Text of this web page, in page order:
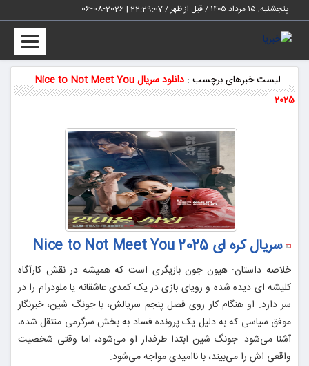
پنجشنبه, ۱۵ مرداد ۱۴۰۵ / قبل از ظهر / 22:29:07
|
2026-08-06
Toggle
لیست خبرهای برچسب :
دانلود سریال Nice to Not Meet You
2025
سریال کره ای Nice to Not Meet You 2025
خلاصه داستان: هیون‌ جون بازیگری است که همیشه در نقش کارآگاه
کلیشه‌ ای دیده شده و رویای بازی در یک کمدی عاشقانه یا ملودرام را در
سر دارد. او هنگام کار روی فصل پنجم سریالش، با جونگ‌ شین، خبرنگار
موفق سیاسی که به دلیل یک پرونده فساد به بخش سرگرمی منتقل شده،
آشنا می‌شود. جونگ‌ شین ابتدا طرفدار او می‌شود، اما وقتی شخصیت
واقعی‌ اش را می‌بیند، با ناامیدی مواجه می‌شود.